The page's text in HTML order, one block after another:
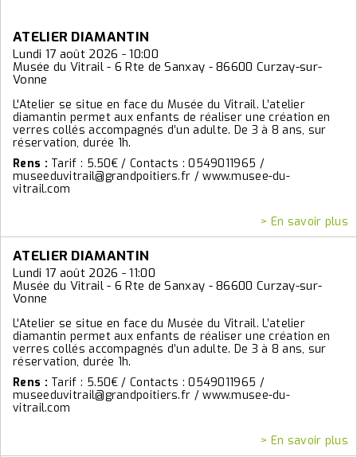
ATELIER DIAMANTIN
Lundi 17 août 2026 - 10:00
Musée du Vitrail - 6 Rte de Sanxay - 86600 Curzay-sur-
Vonne
L'Atelier se situe en face du Musée du Vitrail. L’atelier
diamantin permet aux enfants de réaliser une création en
verres collés accompagnés d’un adulte. De 3 à 8 ans, sur
réservation, durée 1h.
Rens : Tarif : 5.50€ / Contacts : 0549011965 /
museeduvitrail@grandpoitiers.fr / www.musee-du-
vitrail.com
> En savoir plus
ATELIER DIAMANTIN
Lundi 17 août 2026 - 11:00
Musée du Vitrail - 6 Rte de Sanxay - 86600 Curzay-sur-
Vonne
L'Atelier se situe en face du Musée du Vitrail. L’atelier
diamantin permet aux enfants de réaliser une création en
verres collés accompagnés d’un adulte. De 3 à 8 ans, sur
réservation, durée 1h.
Rens : Tarif : 5.50€ / Contacts : 0549011965 /
museeduvitrail@grandpoitiers.fr / www.musee-du-
vitrail.com
> En savoir plus